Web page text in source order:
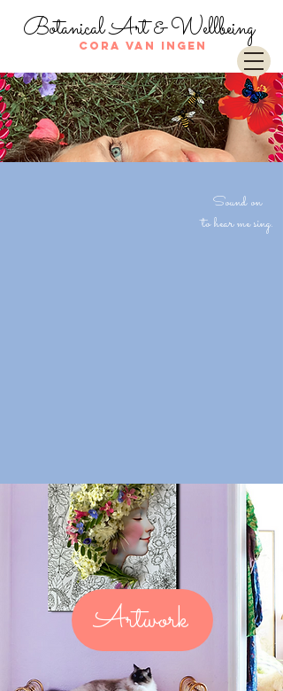
Botanical Art & Wellbeing
Cora van Ingen
Sound on
to hear me sing.
Artwork